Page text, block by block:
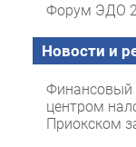
Форум ЭДО
Новости и
Финансовый
центром
Приокском